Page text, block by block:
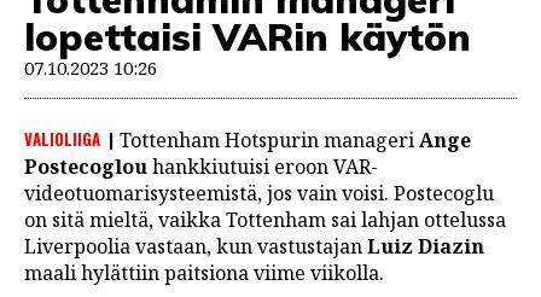
lopettaisi VARin käytön
07.10.2023 10:26
VALIOLIIGA Tottenham Hotspurin manageriAnge
Postecoglouhankkiutuisi eroon VAR-
videotuomarisysteemistä, jos vain voisi. Postecoglu
on sitä mieltä, vaikka Tottenham sai lahjan ottelussa
Liverpoolia vastaan, kun vastustajanLuiz Diazin
maali hylättiin paitsiona viime viikolla.
JALKAPALLO
EM2021
Huuhkajat
Veikkausliiga
JÄÄKIEKKO
PESÄPALLO
F1
LINTU VAI KALA
46 DENTON ROAD